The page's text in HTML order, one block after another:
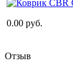
0.00 руб.
Отзыв